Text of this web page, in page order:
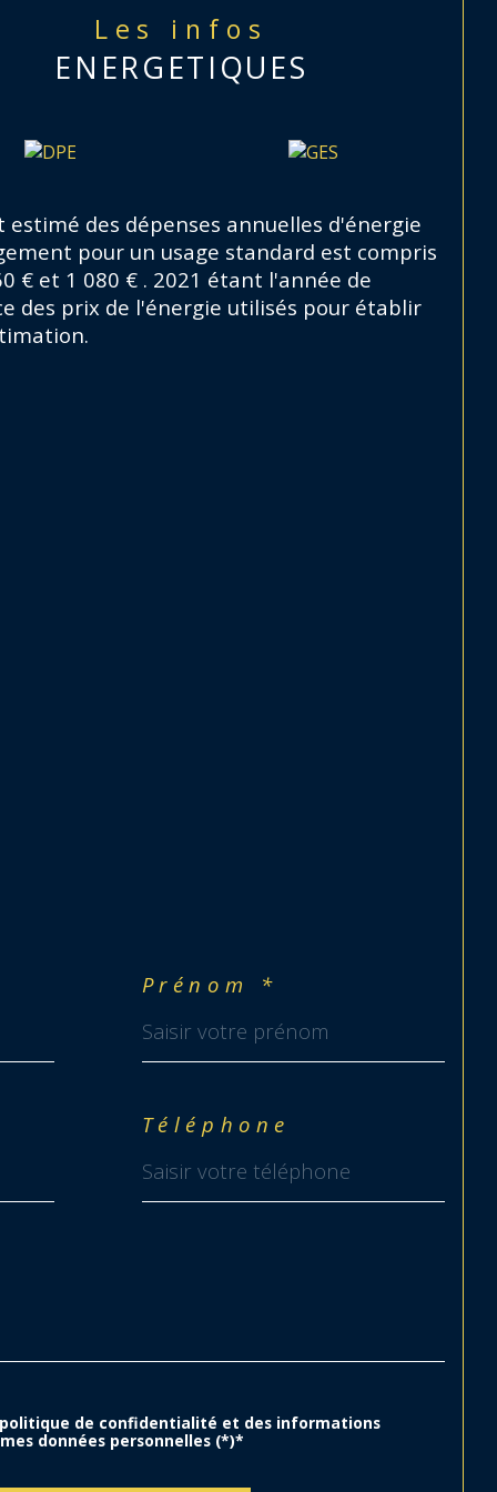
foncière : 1 824 €
tout renseignement, contactez-
dès maintenant !
Les infos
ENERGETIQUES
estimé des dépenses annuelles d'énergie
pour un usage standard est compris
€ et 1 080 € . 2021 étant l'année de
des prix de l'énergie utilisés pour établir
Prénom *
Téléphone
de confidentialité et des informations
données personnelles (*)*